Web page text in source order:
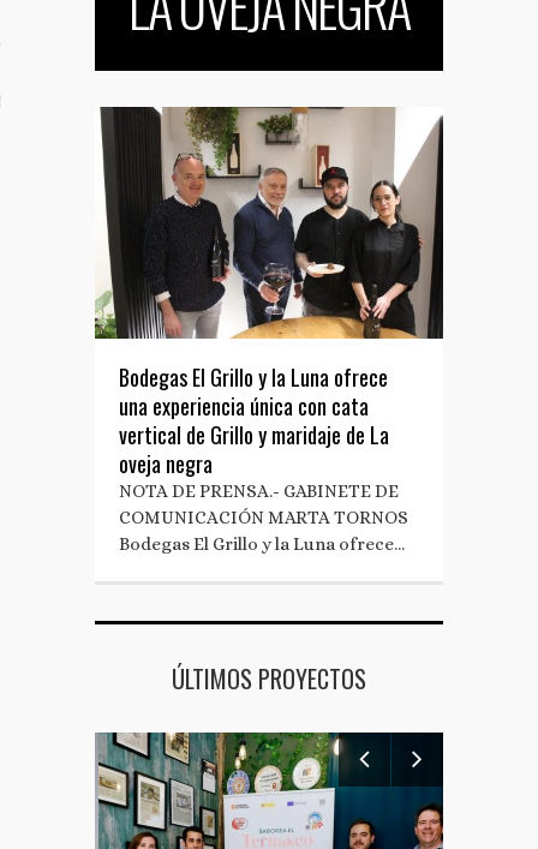
TUS NOTAS DE PRENSA
Bodegas El Grillo y la Luna ofrece
una experiencia única con cata
vertical de Grillo y maridaje de La
oveja negra
NOTA DE PRENSA.- GABINETE DE
COMUNICACIÓN MARTA TORNOS
Bodegas El Grillo y la Luna ofrece…
ÚLTIMOS PROYECTOS